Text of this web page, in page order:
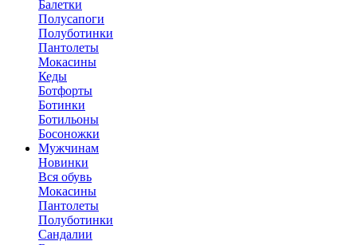
Балетки
Полусапоги
Полуботинки
Пантолеты
Мокасины
Кеды
Ботфорты
Ботинки
Ботильоны
Босоножки
Мужчинам
Новинки
Вся обувь
Мокасины
Пантолеты
Полуботинки
Сандалии